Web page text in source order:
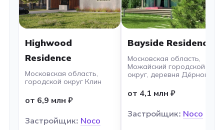
Highwood
Residence
Московская область,
городской округ Клин
от 6,9 млн ₽
Застройщик: Noco
Bayside Residence
Московская область,
Можайский городской
округ, деревня Дёрново
от 4,1 млн ₽
Застройщик: Noco